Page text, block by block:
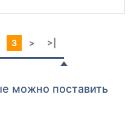
3 > >|
можно поставить